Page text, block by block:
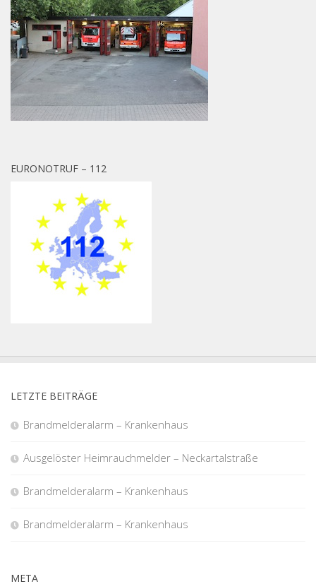
EURONOTRUF – 112
LETZTE BEITRÄGE
Brandmelderalarm – Krankenhaus
Ausgelöster Heimrauchmelder – Neckartalstraße
Brandmelderalarm – Krankenhaus
Brandmelderalarm – Krankenhaus
META